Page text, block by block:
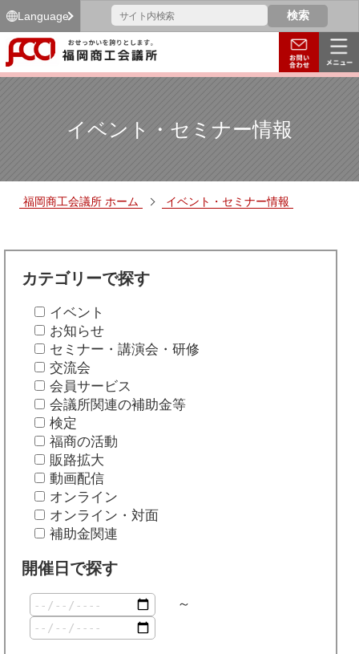
Language
イベント・セミナー情報
福岡商工会議所 ホーム イベント・セミナー情報
カテゴリーで探す
イベント
お知らせ
セミナー・講演会・研修
交流会
会員サービス
会議所関連の補助金等
検定
福商の活動
販路拡大
動画配信
オンライン
オンライン・対面
補助金関連
開催日で探す
～